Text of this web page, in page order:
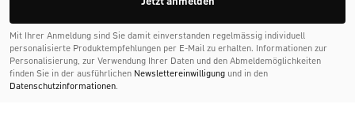
Mit Ihrer Anmeldung sind Sie damit einverstanden regelmässig individuell
personalisierte Produktempfehlungen per E-Mail zu erhalten. Informationen zur
Personalisierung, zur Verwendung Ihrer Daten und den Abmelde­möglichkeiten
finden Sie in der ausführlichen Newslettereinwilligung und in den
Datenschutzinformationen.